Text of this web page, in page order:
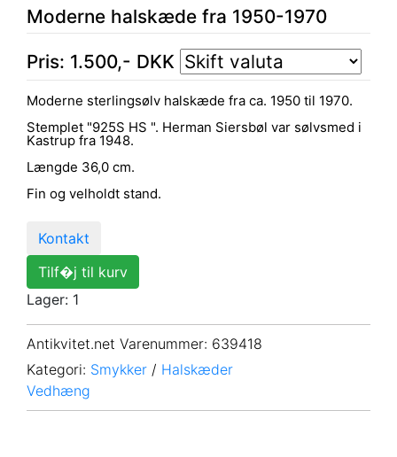
Moderne halskæde fra 1950-1970
Pris: 1.500,- DKK
Moderne sterlingsølv halskæde fra ca. 1950 til 1970.
Stemplet "925S HS ". Herman Siersbøl var sølvsmed i
Kastrup fra 1948.
Længde 36,0 cm.
Fin og velholdt stand.
Kontakt
Tilf�j til kurv
Lager: 1
Antikvitet.net Varenummer: 639418
Kategori: Smykker / Halskæder
Vedhæng